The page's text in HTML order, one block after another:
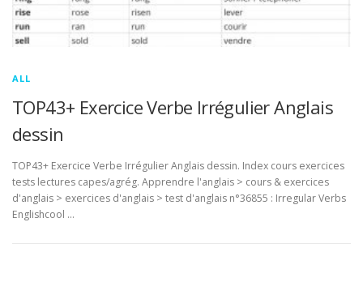
ALL
TOP43+ Exercice Verbe Irrégulier Anglais
dessin
TOP43+ Exercice Verbe Irrégulier Anglais dessin. Index cours exercices
tests lectures capes/agrég. Apprendre l'anglais > cours & exercices
d'anglais > exercices d'anglais > test d'anglais n°36855 : Irregular Verbs
Englishcool …